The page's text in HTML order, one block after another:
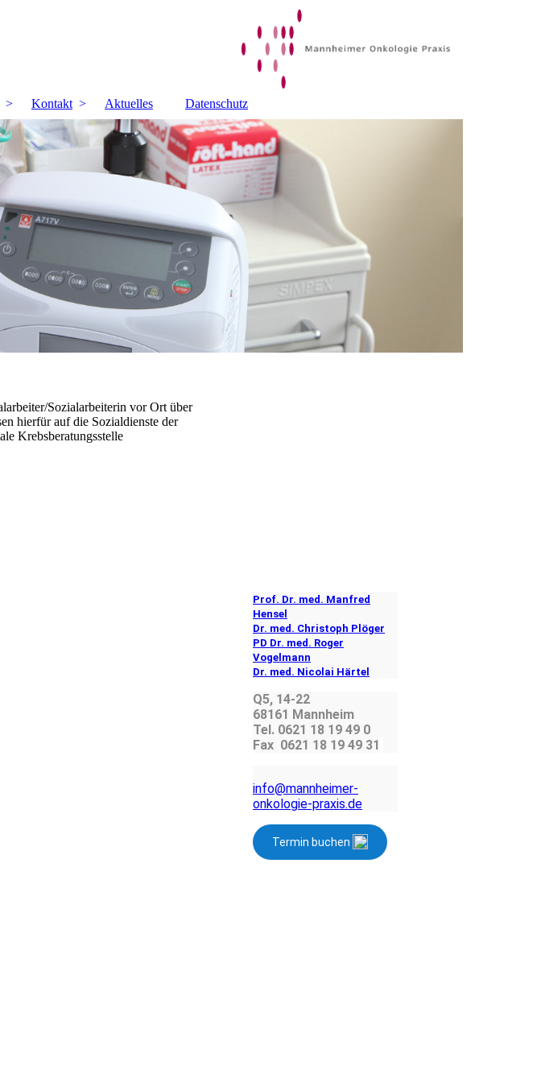
Kontakt Aktuelles Datenschutz
Sozialarbeiterin vor Ort über
hierfür auf die Sozialdienste der
Krebsberatungsstelle
Prof. Dr. med. Manfred
Hensel
Dr. med. Christoph Plöger
PD Dr. med. Roger
Vogelmann
Dr. med. Nicolai Härtel
Q5, 14-22
68161 Mannheim
Tel. 0621 18 19 49 0
Fax 0621 18 19 49 31
info@mannheimer-
onkologie-praxis.de